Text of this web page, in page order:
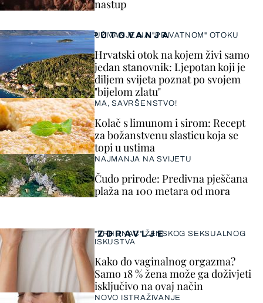
nastup
ZDRAVLJE
"VRHUNAC" ŽENSKOG SEKSUALNOG
ISKUSTVA
Kako do vaginalnog orgazma?
Samo 18 % žena može ga doživjeti
isključivo na ovaj način
NOVO ISTRAŽIVANJE
PUTOVANJA
UŽIVANJE NA "PRIVATNOM" OTOKU
Hrvatski otok na kojem živi samo
jedan stanovnik: Ljepotan koji je
diljem svijeta poznat po svojem
"bijelom zlatu"
MA, SAVRŠENSTVO!
Kolač s limunom i sirom: Recept
za božanstvenu slasticu koja se
topi u ustima
NAJMANJA NA SVIJETU
Čudo prirode: Predivna pješčana
plaža na 100 metara od mora